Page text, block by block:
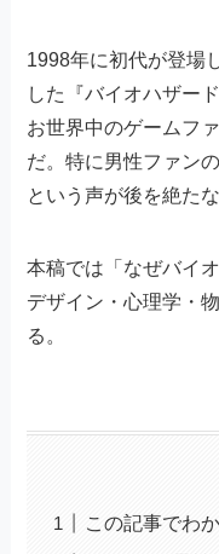
1998年に初代が登場
した『バイオハザー
お世界中のゲームフ
だ。特に男性ファン
という声が後を絶たな
本稿では「なぜバイ
デザイン・心理学・
る。
この記事でわ